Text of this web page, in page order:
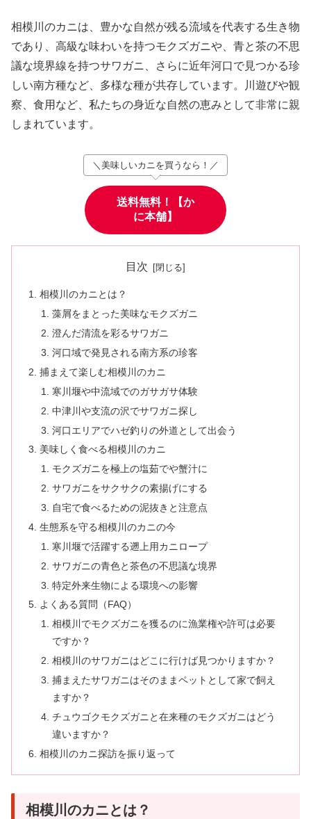
相模川のカニは、豊かな自然が残る流域を代表する生き物
であり、高級な味わいを持つモクズガニや、青と茶の不思
議な境界線を持つサワガニ、さらに近年河口で見つかる珍
しい南方種など、多様な種が共存しています。川遊びや観
察、食用など、私たちの身近な自然の恵みとして非常に親
しまれています。
＼美味しいカニを買うなら！／
送料無料！【か
に本舗】
目次
相模川のカニとは？
藻屑をまとった美味なモクズガニ
澄んだ清流を彩るサワガニ
河口域で発見される南方系の珍客
捕まえて楽しむ相模川のカニ
寒川堰や中流域でのガサガサ体験
中津川や支流の沢でサワガニ探し
河口エリアでハゼ釣りの外道として出会う
美味しく食べる相模川のカニ
モクズガニを極上の塩茹でや蟹汁に
サワガニをサクサクの素揚げにする
自宅で食べるための泥抜きと注意点
生態系を守る相模川のカニの今
寒川堰で活躍する遡上用カニロープ
サワガニの青色と茶色の不思議な境界
特定外来生物による環境への影響
よくある質問（FAQ）
相模川でモクズガニを獲るのに漁業権や許可は必要
ですか？
相模川のサワガニはどこに行けば見つかりますか？
捕まえたサワガニはそのままペットとして家で飼え
ますか？
チュウゴクモクズガニと在来種のモクズガニはどう
違いますか？
相模川のカニ探訪を振り返って
相模川のカニとは？